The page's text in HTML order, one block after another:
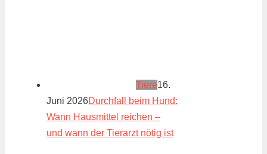
Tiere16.
Juni 2026Durchfall beim Hund:
Wann Hausmittel reichen –
und wann der Tierarzt nötig ist